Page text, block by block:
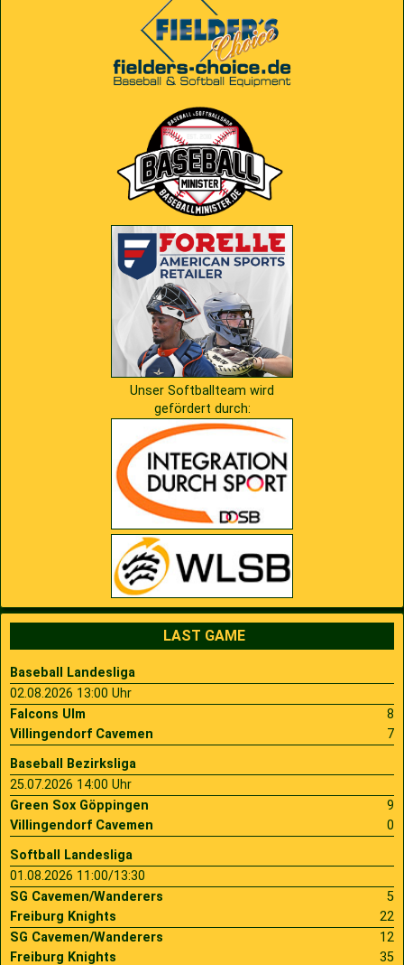
Unser Softballteam wird
gefördert durch:
LAST GAME
Baseball Landesliga
02.08.2026 13:00 Uhr
Falcons Ulm
8
Villingendorf Cavemen
7
Baseball Bezirksliga
25.07.2026 14:00 Uhr
Green Sox Göppingen
9
Villingendorf Cavemen
0
Softball Landesliga
01.08.2026 11:00/13:30
SG Cavemen/Wanderers
5
Freiburg Knights
22
SG Cavemen/Wanderers
12
Freiburg Knights
35